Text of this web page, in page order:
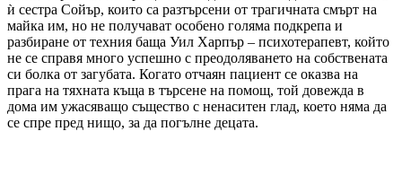
ѝ сестра Сойър, които са разтърсени от трагичната смърт на
майка им, но не получават особено голяма подкрепа и
разбиране от техния баща Уил Харпър – психотерапевт, който
не се справя много успешно с преодоляването на собствената
си болка от загубата. Когато отчаян пациент се оказва на
прага на тяхната къща в търсене на помощ, той довежда в
дома им ужасяващо същество с ненаситен глад, което няма да
се спре пред нищо, за да погълне децата.